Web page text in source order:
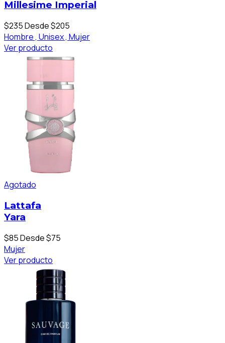
Millesime Imperial
$235Desde $205
Hombre , Unisex , Mujer
Ver producto
Agotado
Lattafa
Yara
$85Desde $75
Mujer
Ver producto